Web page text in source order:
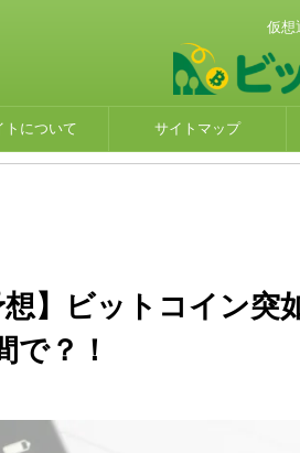
仮想
トについて サイトマップ
想】ビットコイン突
で？！